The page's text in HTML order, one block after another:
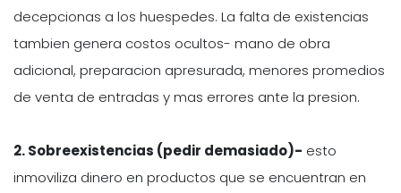
decepcionas a los huespedes. La falta de existencias
tambien genera costos ocultos- mano de obra
adicional, preparacion apresurada, menores promedios
de venta de entradas y mas errores ante la presion.
2. Sobreexistencias (pedir demasiado)- esto
inmoviliza dinero en productos que se encuentran en